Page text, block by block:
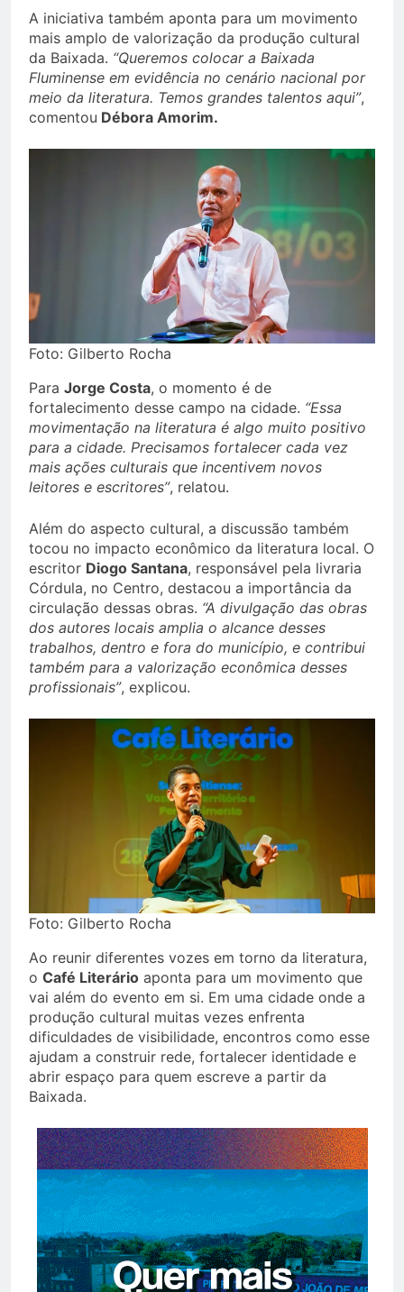
A iniciativa também aponta para um movimento
mais amplo de valorização da produção cultural
da Baixada. “Queremos colocar a Baixada
Fluminense em evidência no cenário nacional por
meio da literatura. Temos grandes talentos aqui”,
comentou Débora Amorim.
Foto: Gilberto Rocha
Para Jorge Costa, o momento é de
fortalecimento desse campo na cidade. “Essa
movimentação na literatura é algo muito positivo
para a cidade. Precisamos fortalecer cada vez
mais ações culturais que incentivem novos
leitores e escritores”, relatou.
Além do aspecto cultural, a discussão também
tocou no impacto econômico da literatura local. O
escritor Diogo Santana, responsável pela livraria
Córdula, no Centro, destacou a importância da
circulação dessas obras. “A divulgação das obras
dos autores locais amplia o alcance desses
trabalhos, dentro e fora do município, e contribui
também para a valorização econômica desses
profissionais”, explicou.
Foto: Gilberto Rocha
Ao reunir diferentes vozes em torno da literatura,
o Café Literário aponta para um movimento que
vai além do evento em si. Em uma cidade onde a
produção cultural muitas vezes enfrenta
dificuldades de visibilidade, encontros como esse
ajudam a construir rede, fortalecer identidade e
abrir espaço para quem escreve a partir da
Baixada.